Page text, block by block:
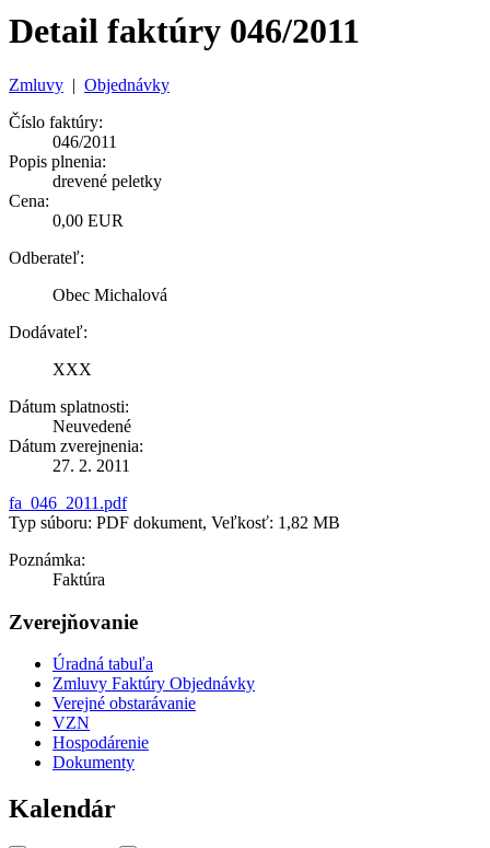
Detail faktúry 046/2011
Zmluvy | Objednávky
Číslo faktúry:
046/2011
Popis plnenia:
drevené peletky
Cena:
0,00 EUR
Odberateľ:
Obec Michalová
Dodávateľ:
XXX
Dátum splatnosti:
Neuvedené
Dátum zverejnenia:
27. 2. 2011
fa_046_2011.pdf
Typ súboru: PDF dokument, Veľkosť: 1,82 MB
Poznámka:
Faktúra
Zverejňovanie
Úradná tabuľa
Zmluvy Faktúry Objednávky
Verejné obstarávanie
VZN
Hospodárenie
Dokumenty
Kalendár